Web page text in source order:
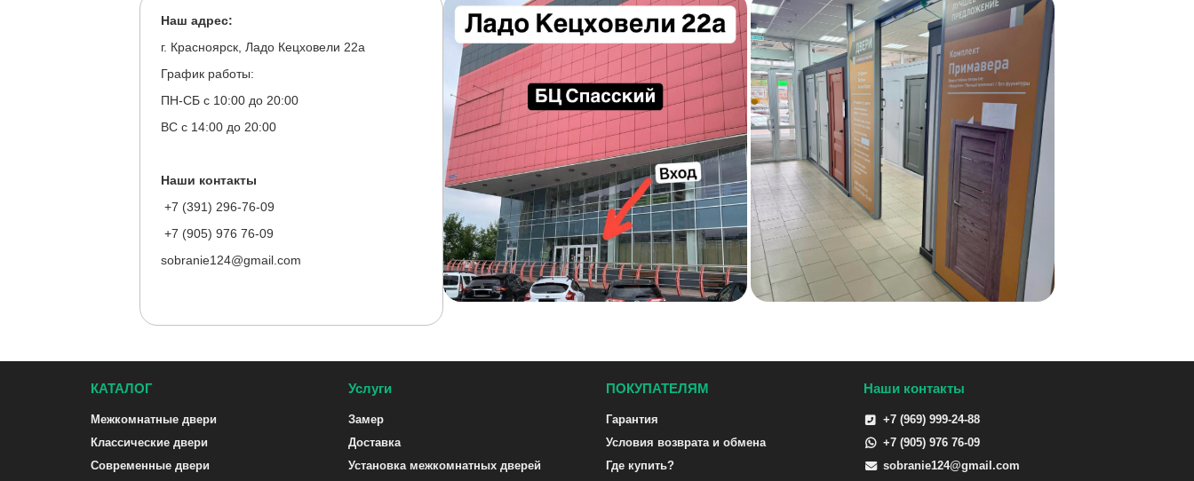
Наш адрес:
г. Красноярск, Ладо Кецховели 22а
График работы:
ПН-СБ с 10:00 до 20:00
ВС с 14:00 до 20:00
Наши контакты
+7 (391) 296-76-09
+7 (905) 976 76-09
sobranie124@gmail.com
КАТАЛОГ
Межкомнатные двери
Классические двери
Современные двери
Услуги
Замер
Доставка
Установка межкомнатных дверей
ПОКУПАТЕЛЯМ
Гарантия
Условия возврата и обмена
Где купить?
Наши контакты
+7 (969) 999-24-88
+7 (905) 976 76-09
sobranie124@gmail.com